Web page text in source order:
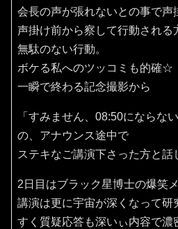
会長の声が張れないとの事で声
声掛け前から察して行動される
無駄のない行動。
ボケる私へのツッコミも的確☆
一瞬で終わる記念撮影から
「すみません、08:50にならな
の、アナウンス途中で
ステキなご講演下さった方と話
2日目はブラック星博士の爆笑
講演は更に宇宙が深くなって研
すく質疑応答も深いぃ内容で濃